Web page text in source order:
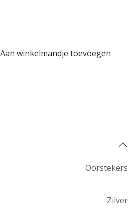
Aan winkelmandje toevoegen
Oorstekers
Zilver